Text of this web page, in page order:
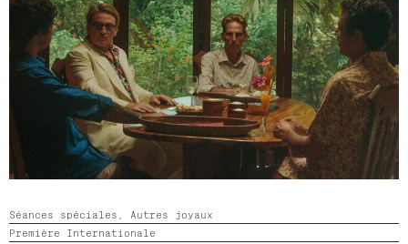
Séances spéciales, Autres joyaux
Première Internationale